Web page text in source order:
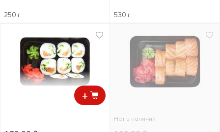
250 г 530 г
+
Нет в наличии